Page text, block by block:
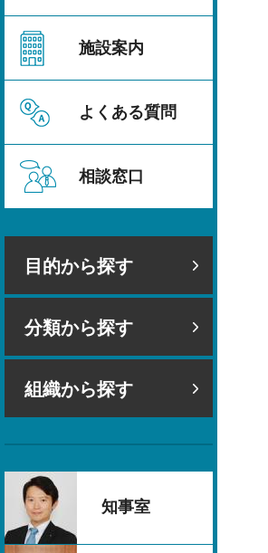
施設案内
よくある質問
相談窓口
目的から探す
分類から探す
組織から探す
知事室